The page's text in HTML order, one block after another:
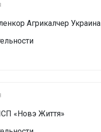
Агрикалчер Украина
«Новэ Життя»